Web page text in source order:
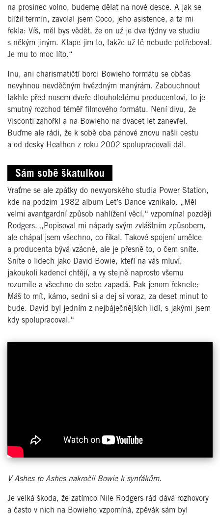
na prosinec volno, budeme dělat na nové desce. A jak se
blížil termín, zavolal jsem Coco, jeho asistence, a ta mi
řekla: Víš, měl bys vědět, že on už je dva týdny ve studiu
s někým jiným. Klape jim to, takže už tě nebude potřebovat.
Je mu to moc líto.“
Inu, ani charismatičtí borci Bowieho formátu se občas
nevyhnou nevděčným hvězdným manýrám. Zabouchnout
takhle před nosem dveře dlouholetému producentovi, to je
smutný rozchod téměř filmového formátu. Není divu, že
Visconti zahořkl a na Bowieho na dvacet let zanevřel.
Buďme ale rádi, že k sobě oba pánové znovu našli cestu
a od desky Heathen z roku 2002 spolupracovali dál.
Sám sobě škatulkou
Vraťme se ale zpátky do newyorského studia Power Station,
kde na podzim 1982 album Let’s Dance vznikalo. „Měl
velmi avantgardní způsob nahlížení věcí,“ vzpomínal později
Rodgers. „Popisoval mi nápady svým zvláštním způsobem,
ale chápal jsem všechno, co říkal. Takové spojení umělce
a producenta bývá vzácné, ale je přesně to, o čem sníte.
Sníte o lidech jako David Bowie, kteří na vás mluví,
jakoukoli kadencí chtějí, a vy stejně naprosto všemu
rozumíte a všechno do sebe zapadá. Pak jenom řeknete:
Máš to mít, kámo, sedni si a dej si voraz, za deset minut to
bude. David byl jedním z nejbáječnějších lidí, s jakými jsem
kdy spolupracoval.“
V Ashes to Ashes nakročil Bowie k synťákům.
Je velká škoda, že zatímco Nile Rodgers rád dává rozhovory
a často v nich na Bowieho vzpomíná, zpěvák sám byl